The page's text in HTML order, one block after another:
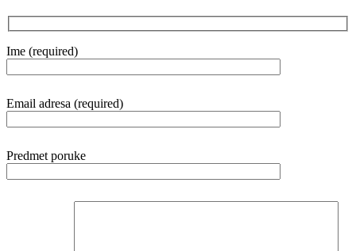
Ime (required)
Email adresa (required)
Predmet poruke